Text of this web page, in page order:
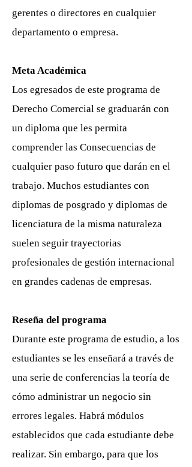
gerentes o directores en cualquier
departamento o empresa.
Meta Académica
Los egresados de este programa de
Derecho Comercial se graduarán con
un diploma que les permita
comprender las Consecuencias de
cualquier paso futuro que darán en el
trabajo. Muchos estudiantes con
diplomas de posgrado y diplomas de
licenciatura de la misma naturaleza
suelen seguir trayectorias
profesionales de gestión internacional
en grandes cadenas de empresas.
Reseña del programa
Durante este programa de estudio, a los
estudiantes se les enseñará a través de
una serie de conferencias la teoría de
cómo administrar un negocio sin
errores legales. Habrá módulos
establecidos que cada estudiante debe
realizar. Sin embargo, para que los